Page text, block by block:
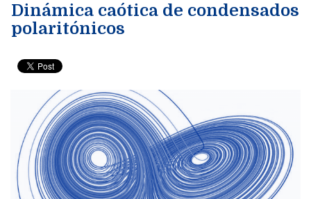
Dinámica caótica de condensados
polaritónicos